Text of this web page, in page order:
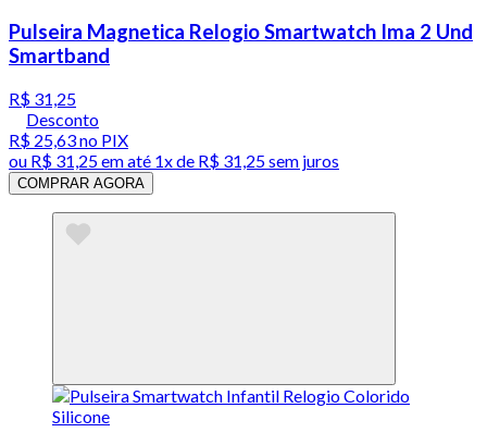
Pulseira Magnetica Relogio Smartwatch Ima 2 Und
Smartband
R$ 31,25
Desconto
R$ 25,63no PIX
ou R$ 31,25em até 1x de R$ 31,25sem juros
COMPRAR AGORA